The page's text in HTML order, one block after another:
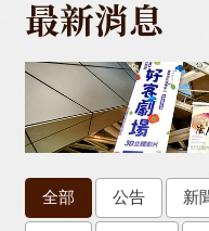
最新消息
全部 公告 新